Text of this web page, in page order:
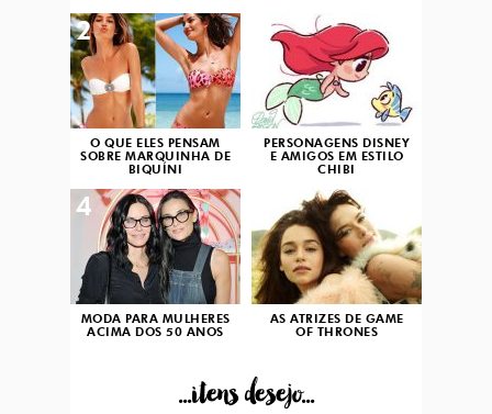
O QUE ELES PENSAM
SOBRE MARQUINHA DE
BIQUÍNI
2
PERSONAGENS DISNEY
E AMIGOS EM ESTILO
CHIBI
3
MODA PARA MULHERES
ACIMA DOS 50 ANOS
4
AS ATRIZES DE GAME
OF THRONES
...itens desejo...